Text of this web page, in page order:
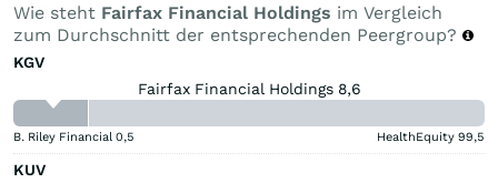
Wie steht Fairfax Financial Holdings im Vergleich
zum Durchschnitt der entsprechenden Peergroup?
KGV
Fairfax Financial Holdings 8,6
B. Riley Financial 0,5 HealthEquity 99,5
KUV